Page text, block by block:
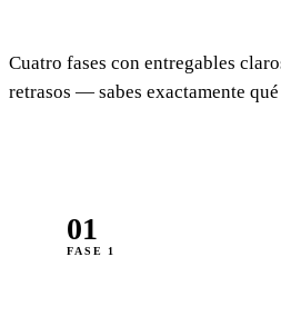
Cuatro fases con entregables
retrasos — sabes exactamente qué
01
FASE 1